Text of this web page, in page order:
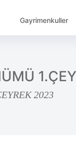
Gayrimenkuller
2023